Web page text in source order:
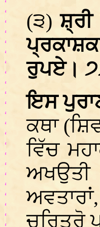
(੩)
ਰੁਪਏ।
ਇਸ
ਕਥਾ
ਵਿੱਚ
ਅਖਉਤੀ
ਚਰਿਤ੍ਰੋ